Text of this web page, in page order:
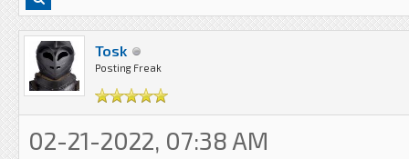
Tosk
Posting Freak
02-21-2022, 07:38 AM